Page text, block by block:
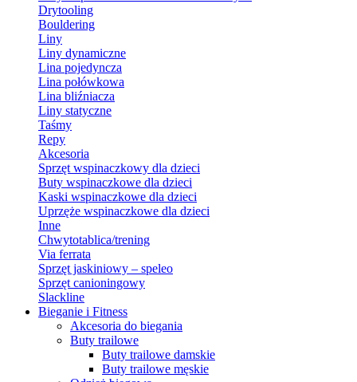
Drytooling
Bouldering
Liny
Liny dynamiczne
Lina pojedyncza
Lina połówkowa
Lina bliźniacza
Liny statyczne
Taśmy
Repy
Akcesoria
Sprzęt wspinaczkowy dla dzieci
Buty wspinaczkowe dla dzieci
Kaski wspinaczkowe dla dzieci
Uprzęże wspinaczkowe dla dzieci
Inne
Chwytotablica/trening
Via ferrata
Sprzęt jaskiniowy – speleo
Sprzęt canioningowy
Slackline
Bieganie i Fitness
Akcesoria do biegania
Buty trailowe
Buty trailowe damskie
Buty trailowe męskie